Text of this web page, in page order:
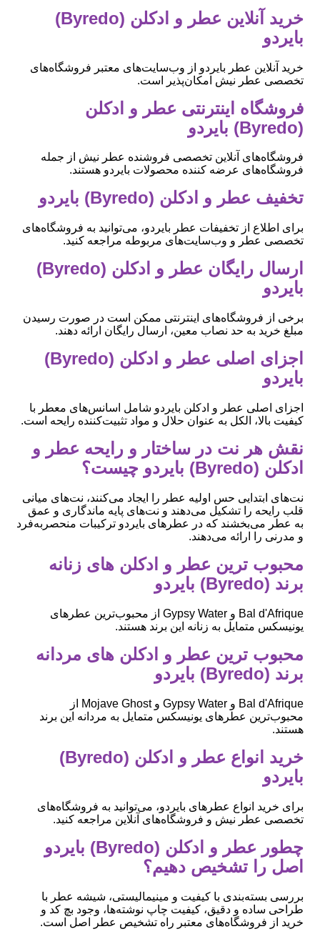
خرید آنلاین عطر و ادکلن (Byredo)
بایردو
خرید آنلاین عطر بایردو از وب‌سایت‌های معتبر فروشگاه‌های
تخصصی عطر نیش امکان‌پذیر است.
فروشگاه اینترنتی عطر و ادکلن
(Byredo) بایردو
فروشگاه‌های آنلاین تخصصی فروشنده عطر نیش از جمله
فروشگاه‌های عرضه کننده محصولات بایردو هستند.
تخفیف عطر و ادکلن (Byredo) بایردو
برای اطلاع از تخفیفات عطر بایردو، می‌توانید به فروشگاه‌های
تخصصی عطر و وب‌سایت‌های مربوطه مراجعه کنید.
ارسال رایگان عطر و ادکلن (Byredo)
بایردو
برخی از فروشگاه‌های اینترنتی ممکن است در صورت رسیدن
مبلغ خرید به حد نصاب معین، ارسال رایگان ارائه دهند.
اجزای اصلی عطر و ادکلن (Byredo)
بایردو
اجزای اصلی عطر و ادکلن بایردو شامل اسانس‌های معطر با
کیفیت بالا، الکل به عنوان حلال و مواد تثبیت‌کننده رایحه است.
نقش هر نت در ساختار و رایحه عطر و
ادکلن (Byredo) بایردو چیست؟
نت‌های ابتدایی حس اولیه عطر را ایجاد می‌کنند، نت‌های میانی
قلب رایحه را تشکیل می‌دهند و نت‌های پایه ماندگاری و عمق
به عطر می‌بخشند که در عطرهای بایردو ترکیبات منحصربه‌فرد
و مدرنی را ارائه می‌دهند.
محبوب ‌ترین عطر و ادکلن های زنانه
برند (Byredo) بایردو
Bal d'Afrique و Gypsy Water از محبوب‌ترین عطرهای
یونیسکس متمایل به زنانه این برند هستند.
محبوب ‌ترین عطر و ادکلن های مردانه
برند (Byredo) بایردو
Bal d'Afrique و Gypsy Water و Mojave Ghost از
محبوب‌ترین عطرهای یونیسکس متمایل به مردانه این برند
هستند.
خرید انواع عطر و ادکلن (Byredo)
بایردو
برای خرید انواع عطرهای بایردو، می‌توانید به فروشگاه‌های
تخصصی عطر نیش و فروشگاه‌های آنلاین مراجعه کنید.
چطور عطر و ادکلن (Byredo) بایردو
اصل را تشخیص دهیم؟
بررسی بسته‌بندی با کیفیت و مینیمالیستی، شیشه عطر با
طراحی ساده و دقیق، کیفیت چاپ نوشته‌ها، وجود بچ کد و
خرید از فروشگاه‌های معتبر راه تشخیص عطر اصل است.